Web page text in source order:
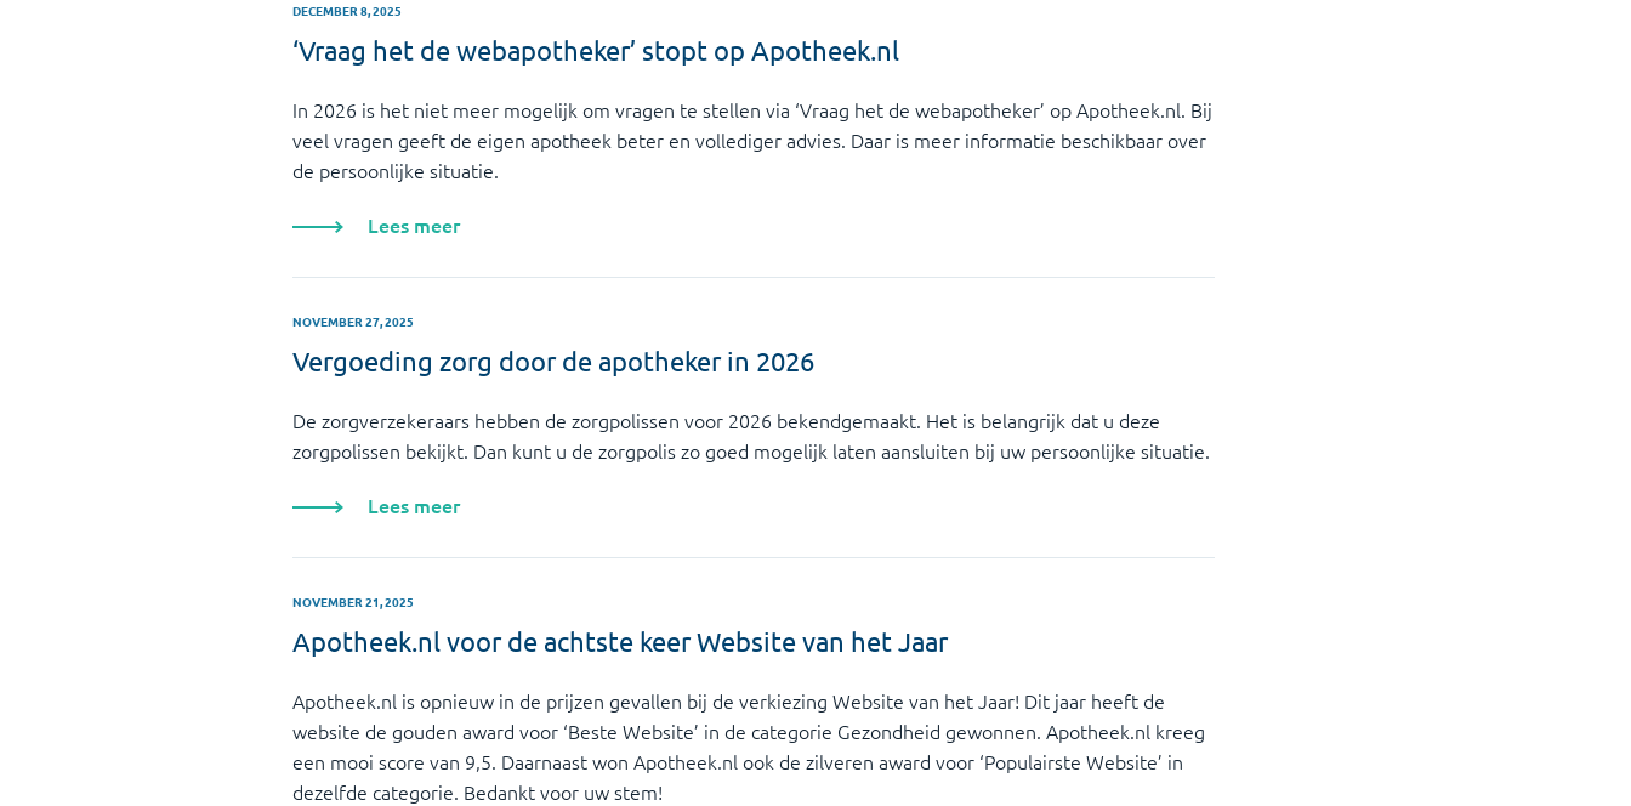
DECEMBER 8, 2025
‘Vraag het de webapotheker’ stopt op Apotheek.nl
In 2026 is het niet meer mogelijk om vragen te stellen via ‘Vraag het de webapotheker’ op Apotheek.nl. Bij
veel vragen geeft de eigen apotheek beter en vollediger advies. Daar is meer informatie beschikbaar over
de persoonlijke situatie.
Lees meer
NOVEMBER 27, 2025
Vergoeding zorg door de apotheker in 2026
De zorgverzekeraars hebben de zorgpolissen voor 2026 bekendgemaakt. Het is belangrijk dat u deze
zorgpolissen bekijkt. Dan kunt u de zorgpolis zo goed mogelijk laten aansluiten bij uw persoonlijke situatie.
Lees meer
NOVEMBER 21, 2025
Apotheek.nl voor de achtste keer Website van het Jaar
Apotheek.nl is opnieuw in de prijzen gevallen bij de verkiezing Website van het Jaar! Dit jaar heeft de
website de gouden award voor ‘Beste Website’ in de categorie Gezondheid gewonnen. Apotheek.nl kreeg
een mooi score van 9,5. Daarnaast won Apotheek.nl ook de zilveren award voor ‘Populairste Website’ in
dezelfde categorie. Bedankt voor uw stem!